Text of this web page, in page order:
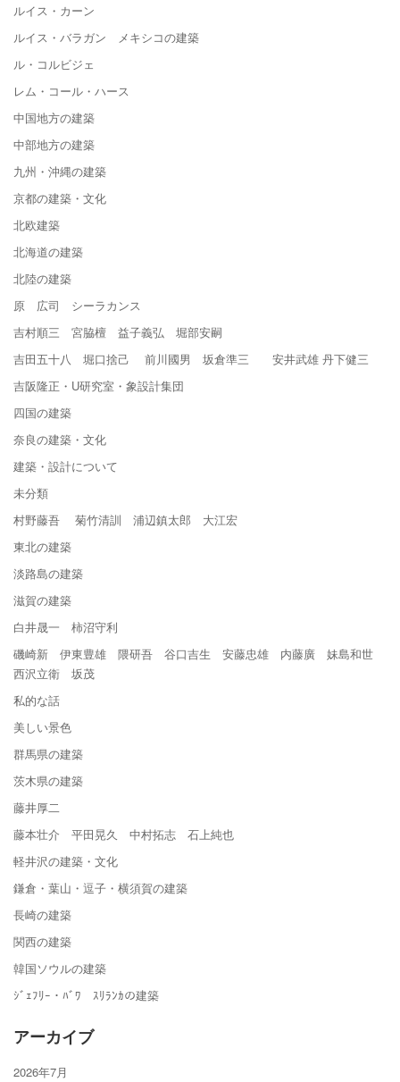
ルイス・カーン
ルイス・バラガン メキシコの建築
ル・コルビジェ
レム・コール・ハース
中国地方の建築
中部地方の建築
九州・沖縄の建築
京都の建築・文化
北欧建築
北海道の建築
北陸の建築
原 広司 シーラカンス
吉村順三 宮脇檀 益子義弘 堀部安嗣
吉田五十八 堀口捨己 前川國男 坂倉準三 安井武雄 丹下健三
吉阪隆正・U研究室・象設計集団
四国の建築
奈良の建築・文化
建築・設計について
未分類
村野藤吾 菊竹清訓 浦辺鎮太郎 大江宏
東北の建築
淡路島の建築
滋賀の建築
白井晟一 柿沼守利
磯崎新 伊東豊雄 隈研吾 谷口吉生 安藤忠雄 内藤廣 妹島和世
西沢立衛 坂茂
私的な話
美しい景色
群馬県の建築
茨木県の建築
藤井厚二
藤本壮介 平田晃久 中村拓志 石上純也
軽井沢の建築・文化
鎌倉・葉山・逗子・横須賀の建築
長崎の建築
関西の建築
韓国ソウルの建築
ｼﾞｪﾌﾘｰ・ﾊﾞﾜ ｽﾘﾗﾝｶの建築
アーカイブ
2026年7月